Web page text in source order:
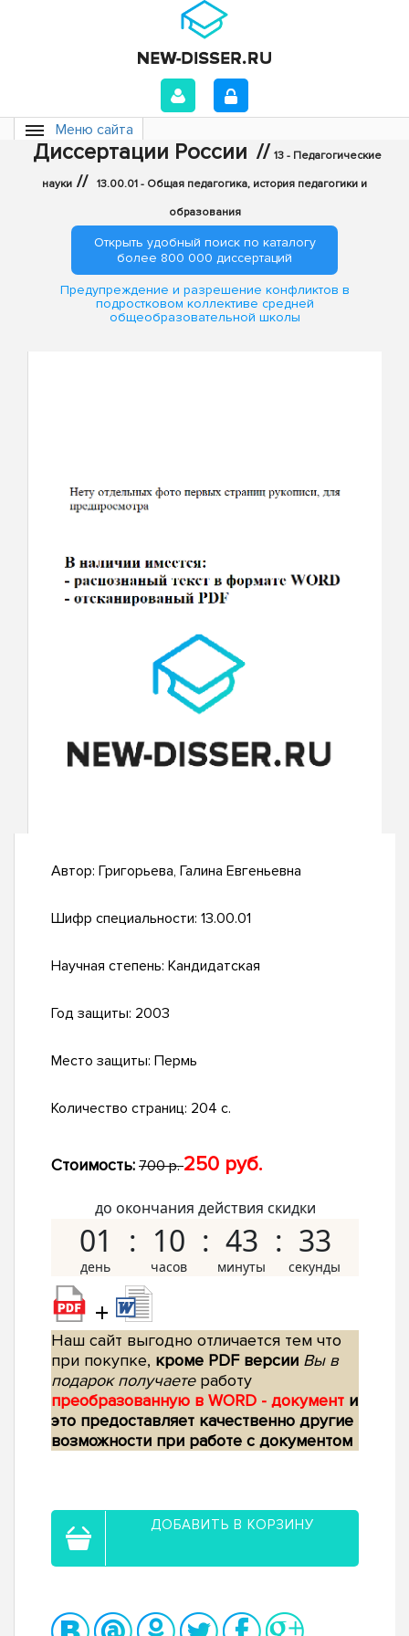
Меню сайта
Диссертации России // 13 - Педагогические
науки // 13.00.01 - Общая педагогика, история педагогики и
образования
Открыть удобный поиск по каталогу
более 800 000 диссертаций
Предупреждение и разрешение конфликтов в
подростковом коллективе средней
общеобразовательной школы
Автор: Григорьева, Галина Евгеньевна
Шифр специальности: 13.00.01
Научная степень: Кандидатская
Год защиты: 2003
Место защиты: Пермь
Количество страниц: 204 с.
Стоимость: 700 р.250 руб.
до окончания действия скидки
01 10 43 32
+
Наш сайт выгодно отличается тем что
при покупке, кроме PDF версии Вы в
подарок получаетеработу
преобразованную в WORD - документ и
это предоставляет качественно другие
возможности при работе с документом
ДОБАВИТЬ В КОРЗИНУ